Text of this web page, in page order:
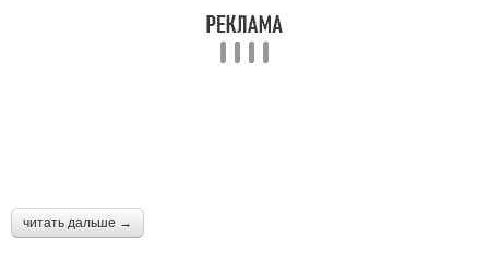
читать дальше →